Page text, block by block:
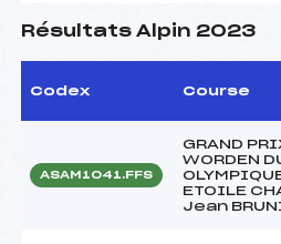
Résultats Alpin 2023
Codex Course
ASAM1041.FFS
GRAND
WORDEN
ETOILE
Jean